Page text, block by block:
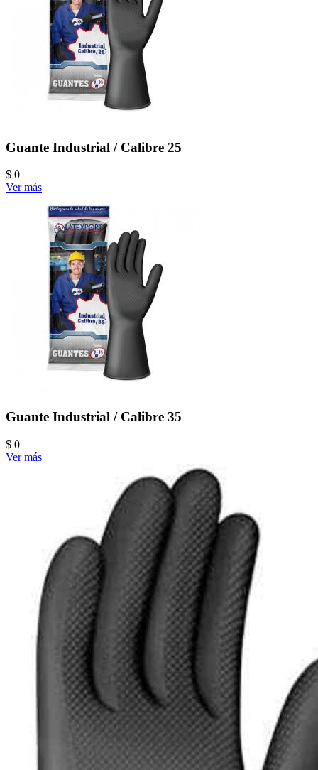
Guante Industrial / Calibre 25
$ 0
Ver más
Guante Industrial / Calibre 35
$ 0
Ver más